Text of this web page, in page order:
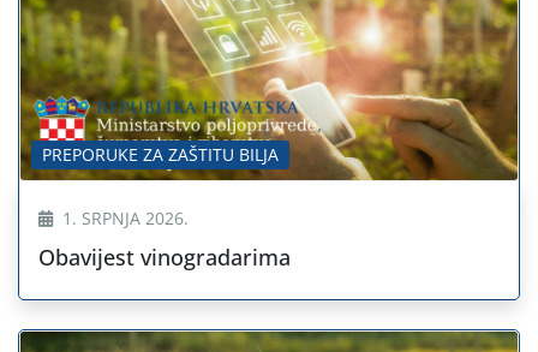
PREPORUKE ZA ZAŠTITU BILJA
1. SRPNJA 2026.
Obavijest vinogradarima